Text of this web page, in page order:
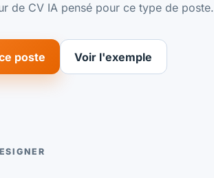
de CV IA pensé pour ce type de poste.
poste Voir l'exemple